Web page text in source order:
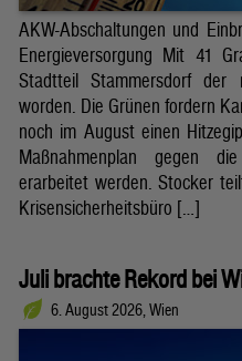
AKW-Abschaltungen und
Energieversorgung Mit 41
Stadtteil Stammersdorf der
worden. Die Grünen fordern
noch im August einen
Maßnahmenplan gegen
erarbeitet werden. Stocker
Krisensicherheitsbüro […]
Juli brachte Rekord bei
6. August 2026, Wien